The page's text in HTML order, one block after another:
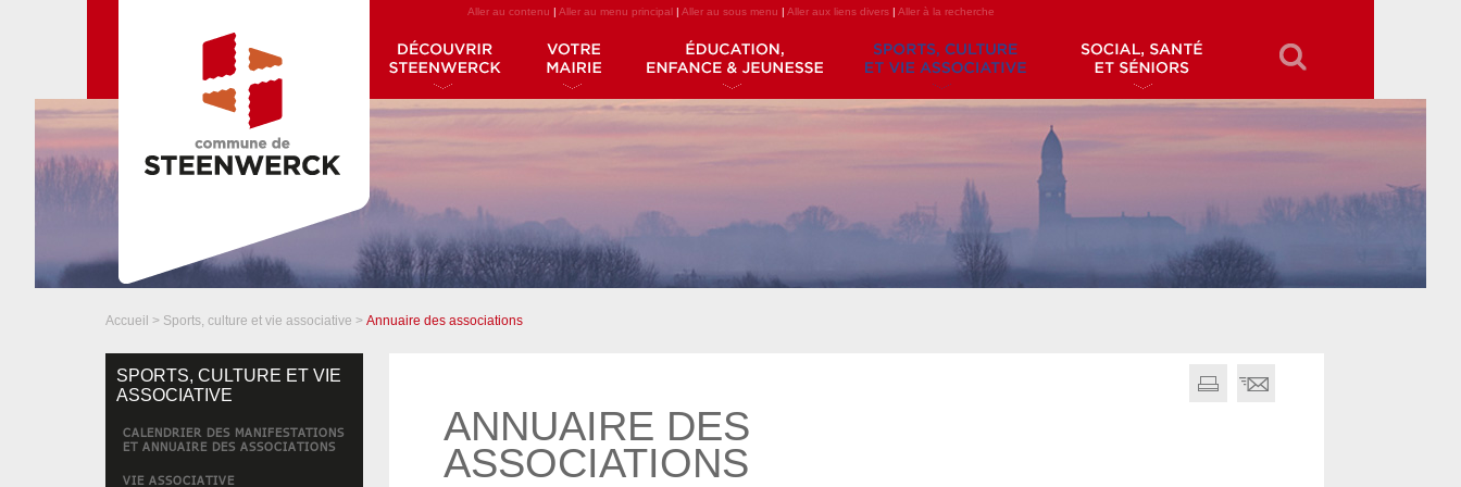
Aller au contenu | Aller au menu principal| Aller au sous menu | Aller aux liens divers| Aller à la recherche
Accueil > Sports, culture et vie associative > Annuaire des associations
SPORTS, CULTURE ET VIE
ASSOCIATIVE
CALENDRIER DES MANIFESTATIONS
ET ANNUAIRE DES ASSOCIATIONS
VIE ASSOCIATIVE
ANNUAIRE DES
ASSOCIATIONS